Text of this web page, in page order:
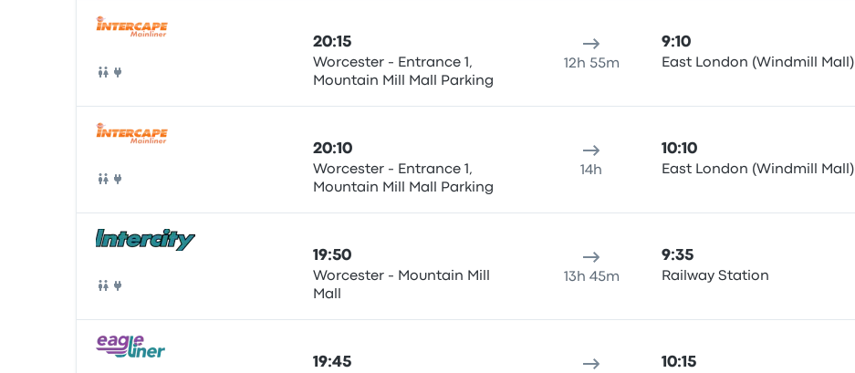
Autobús
20:15
Worcester - Entrance 1,
Mountain Mill Mall Parking
12h 55m
9:10
East London (Windmill Mall)
Autobús
20:10
Worcester - Entrance 1,
Mountain Mill Mall Parking
14h
10:10
East London (Windmill Mall)
Autobús
19:50
Worcester - Mountain Mill
Mall
13h 45m
9:35
Railway Station
19:45 10:15